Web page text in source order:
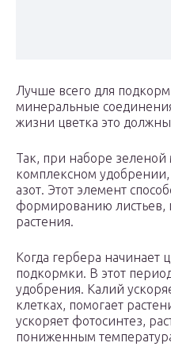
Лучше всего для
минеральные
жизни цветка это
Так, при наборе зеленой
комплексном удобрении,
азот. Этот элемент
формированию листьев,
растения.
Когда гербера начинает
подкормки. В этот
удобрения. Калий
клетках, помогает
ускоряет фотосинтез,
пониженным